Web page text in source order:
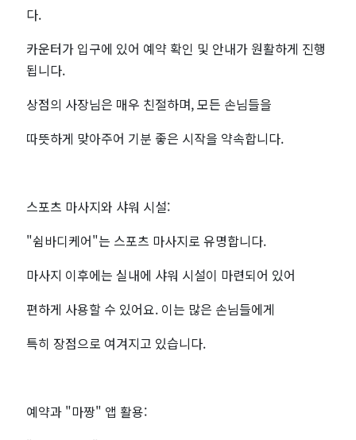
다.
카운터가 입구에 있어 예약 확인 및 안내가 원활하게 진행
됩니다.
상점의 사장님은 매우 친절하며, 모든 손님들을
따뜻하게 맞아주어 기분 좋은 시작을 약속합니다.
스포츠 마사지와 샤워 시설:
"쉼바디케어"는 스포츠 마사지로 유명합니다.
마사지 이후에는 실내에 샤워 시설이 마련되어 있어
편하게 사용할 수 있어요. 이는 많은 손님들에게
특히 장점으로 여겨지고 있습니다.
예약과 "마짱" 앱 활용: